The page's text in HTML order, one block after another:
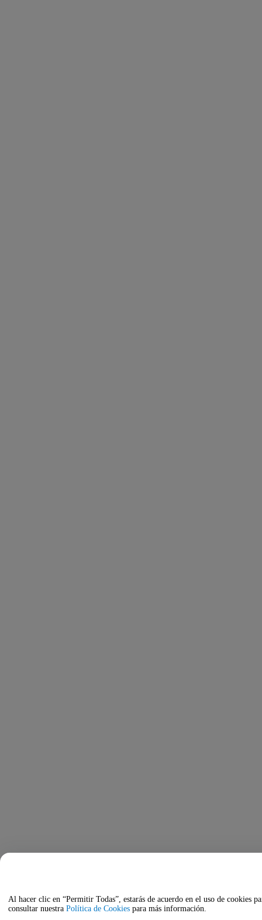
Al hacer clic en “Permitir Todas”, estarás de acuerdo en el uso de cookies
consultar nuestra Política de Cookies para más información.